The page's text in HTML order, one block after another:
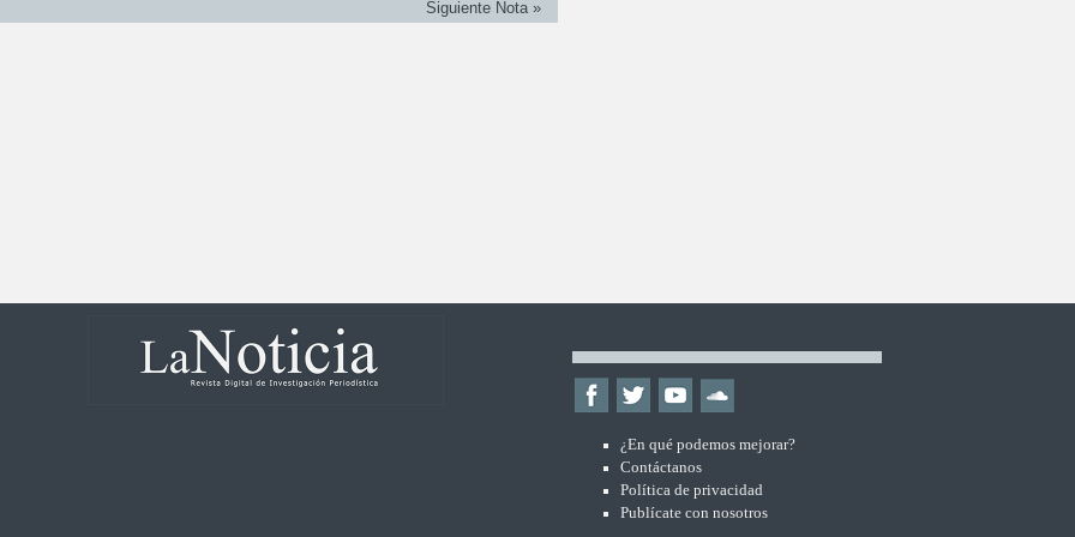
Siguiente Nota »
¿En qué podemos mejorar?
Contáctanos
Política de privacidad
Publícate con nosotros